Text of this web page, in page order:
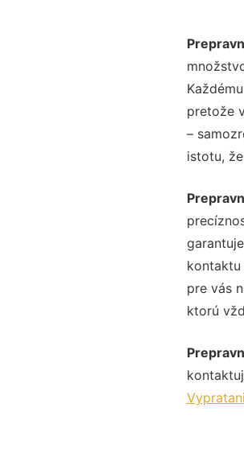
pretože
–
istotu,
kontaktu
pre vás
ktorú